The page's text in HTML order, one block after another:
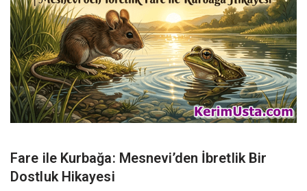
Fare ile Kurbağa: Mesnevi’den İbretlik Bir
Dostluk Hikayesi